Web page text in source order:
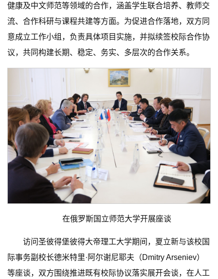
健康及中文师范等领域的合作，涵盖学生联合培养、教师交
流、合作科研与课程共建等方面。为促进合作落地，双方同
意成立工作小组，负责具体项目实施，并拟续签校际合作协
议，共同构建长期、稳定、务实、多层次的合作关系。
在俄罗斯国立师范大学开展座谈
访问圣彼得堡彼得大帝理工大学期间，夏立新与该校国
际事务副校长德米特里·阿尔谢尼耶夫（Dmitry Arseniev）
等座谈，双方围绕推进既有校际协议落实展开会谈，在人工